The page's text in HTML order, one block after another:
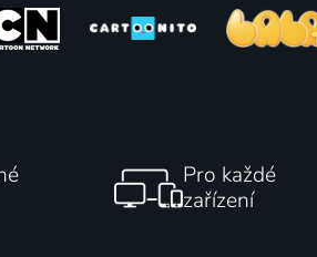
Pro každé
zařízení